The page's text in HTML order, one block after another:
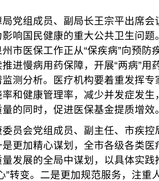
党组成员、副局长王宗平出席
响国民健康的重大公共卫生问
市医保工作正从“保疾病”向预防
进慢病用药保障，开展“两病”用
测分析。医疗机构要着重发挥
和健康管理率，减少并发症发
的同时，促进医保基金提质增效
员会党组成员、副主任、市疾
更加精心谋划，全市各级各类
发展的全局中谋划，以具体实践
”转变。二是更加规范服务，注重